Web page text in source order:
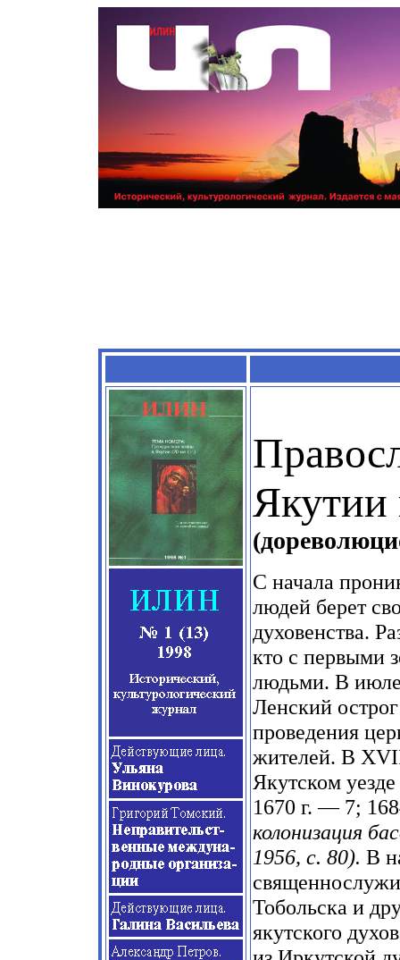
Якутии
С начала
людей берет
духовенства.
кто с первыми
людьми. В июле
Ленский
проведения
жителей. В XVII
Якутском
1670 г. — 7;
колонизация
1956, с. 80). В
Тобольска и
якутского